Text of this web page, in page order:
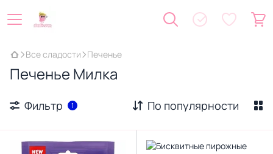
Все сладости Печенье
Печенье Милка
Фильтр 1 По популярности